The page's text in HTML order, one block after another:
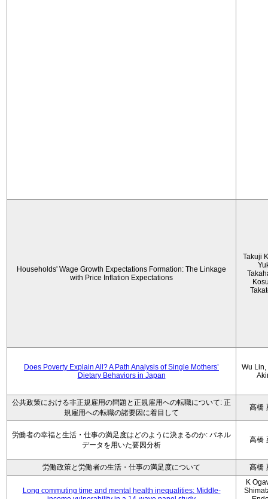
Households' Wage Growth Expectations Formation: The Linkage
with Price Inflation Expectations
Takuji
Does Poverty Explain All? A Path Analysis of Single Mothers’
Dietary Behaviors in Japan
Wu Lin,
公共政策における非正規雇用の問題と正規雇用への転職について: 正
規雇用への転職の諸要因に着目して
高橋
労働者の幸福と生活・仕事の満足度はどのように決まるのか: パネル
データを用いた要因分析
高橋
労働政策と労働者の生活・仕事の満足度について 高橋
Long commuting time and mental health inequalities: Middle-
K